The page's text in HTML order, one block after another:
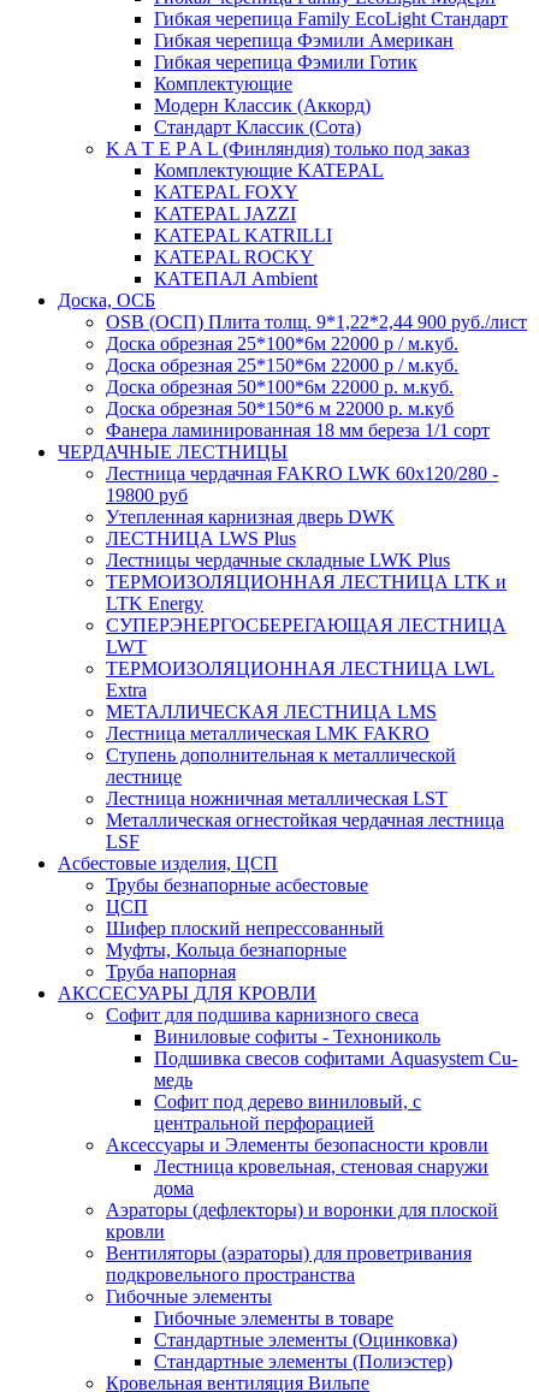
Гибкая черепица Family ЕсоLight Стандарт
Гибкая черепица Фэмили Американ
Гибкая черепица Фэмили Готик
Комплектующие
Модерн Классик (Аккорд)
Стандарт Классик (Сота)
K A T E P A L (Финляндия) только под заказ
Комплектующие KATEPAL
KATEPAL FOXY
KATEPAL JAZZI
KATEPAL KATRILLI
KATEPAL ROCKY
КАТЕПАЛ Ambient
Доска, ОСБ
OSB (ОСП) Плита толщ. 9*1,22*2,44 900 руб./лист
Доска обрезная 25*100*6м 22000 р / м.куб.
Доска обрезная 25*150*6м 22000 р / м.куб.
Доска обрезная 50*100*6м 22000 р. м.куб.
Доска обрезная 50*150*6 м 22000 р. м.куб
Фанера ламинированная 18 мм береза 1/1 сорт
ЧЕРДАЧНЫЕ ЛЕСТНИЦЫ
Лестница чердачная FAKRO LWK 60х120/280 -
19800 руб
Утепленная карнизная дверь DWK
ЛЕСТНИЦА LWS Plus
Лестницы чердачные складные LWK Plus
ТЕРМОИЗОЛЯЦИОННАЯ ЛЕСТНИЦА LTK и
LTK Energy
СУПЕРЭНЕРГОСБЕРЕГАЮЩАЯ ЛЕСТНИЦА
LWT
ТЕРМОИЗОЛЯЦИОННАЯ ЛЕСТНИЦА LWL
Extra
МЕТАЛЛИЧЕСКАЯ ЛЕСТНИЦА LMS
Лестница металлическая LMK FAKRO
Ступень дополнительная к металлической
лестнице
Лестница ножничная металлическая LST
Металлическая огнестойкая чердачная лестница
LSF
Асбестовые изделия, ЦСП
Трубы безнапорные асбестовые
ЦСП
Шифер плоский непрессованный
Муфты, Кольца безнапорные
Труба напорная
АКССЕСУАРЫ ДЛЯ КРОВЛИ
Софит для подшива карнизного свеса
Виниловые софиты - Технониколь
Подшивка свесов софитами Aquasystem Cu-
медь
Софит под дерево виниловый, с
центральной перфорацией
Аксессуары и Элементы безопасности кровли
Лестница кровельная, стеновая снаружи
дома
Аэраторы (дефлекторы) и воронки для плоской
кровли
Вентиляторы (аэраторы) для проветривания
подкровельного пространства
Гибочные элементы
Гибочные элементы в товаре
Стандартные элементы (Оцинковка)
Стандартные элементы (Полиэстер)
Кровельная вентиляция Вильпе